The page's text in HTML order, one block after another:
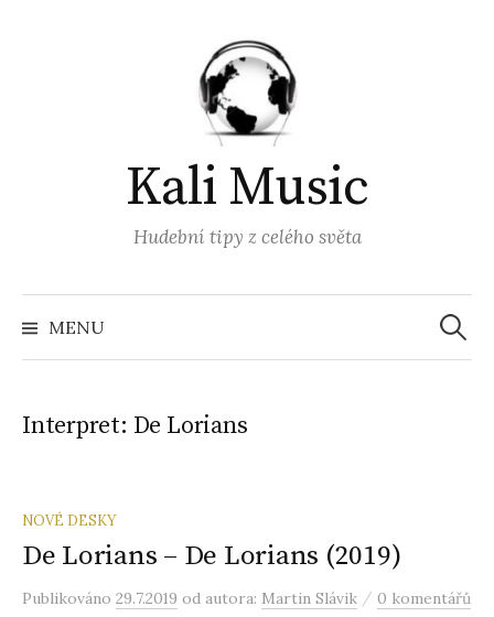
Kali Music
Hudební tipy z celého světa
MENU
Interpret: De Lorians
NOVÉ DESKY
De Lorians – De Lorians (2019)
Publikováno 29.7.2019 od autora: Martin Slávik / 0 komentářů